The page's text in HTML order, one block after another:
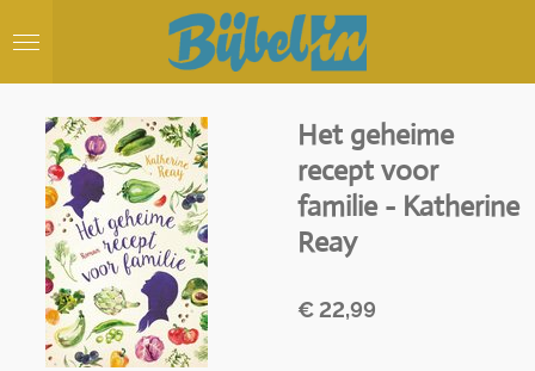
direct
hoofdinhoud
Het geheime
recept voor
familie - Katherine
Reay
€ 22,99